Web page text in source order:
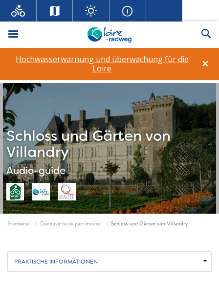
Menü
×
Hochwasserwarnung und überwachung für die
Loire
Schloss und Gärten von
Villandry
Audio-guide
Fil d'ariane
Startseite Découverte de patrimoine Schloss und Gärten von Villandry
PRAKTISCHE INFORMATIONEN